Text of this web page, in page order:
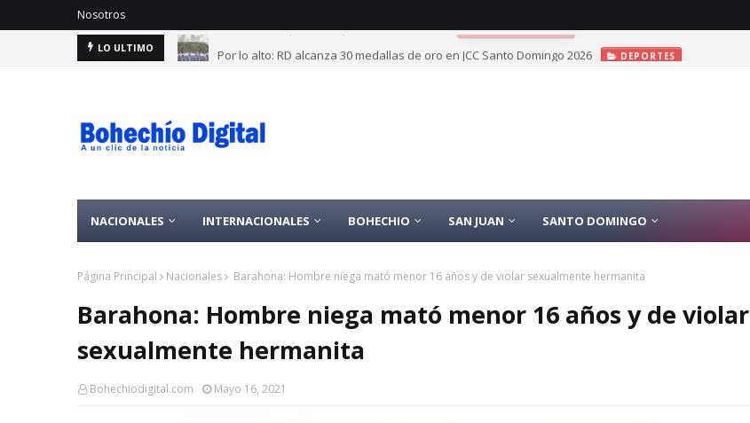
Nosotros
LO ULTIMO Por lo alto: RD alcanza 30 medallas de oro en JCC Santo Domingo 2026 DEPORTES
NACIONALES INTERNACIONALES BOHECHIO SAN JUAN SANTO DOMINGO
Página Principal Nacionales Barahona: Hombre niega mató menor 16 años y de violar sexualmente hermanita
Barahona: Hombre niega mató menor 16 años y de violar
sexualmente hermanita
Bohechiodigital.com Mayo 16, 2021